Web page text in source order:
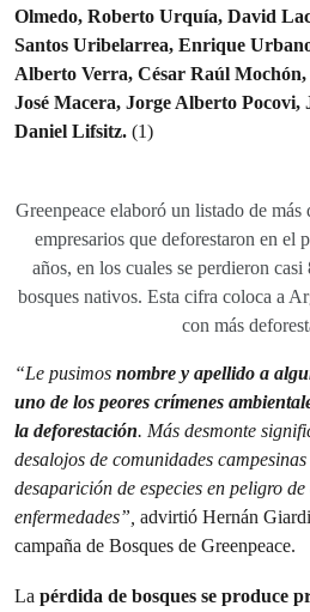
Olmedo, Roberto Urquía, David
Santos Uribelarrea, Enrique
Alberto Verra, César Raúl Mochón,
José Macera, Jorge Alberto
Daniel Lifsitz. (1)
Greenpeace elaboró un listado de
empresarios que deforestaron en el
años, en los cuales se perdieron
bosques nativos. Esta cifra coloca a
con más
“Le pusimos nombre y apellido a
uno de los peores crímenes
la deforestación. Más desmonte
desalojos de comunidades
desaparición de especies en peligro
enfermedades”, advirtió Hernán
campaña de Bosques de Greenpeace.
La pérdida de bosques se produce